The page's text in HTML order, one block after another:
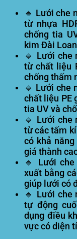
🔹 Lưới che
từ nhựa
chống tia
kim Đài
🔹 Lưới che
từ chất liệu
chống thấm
🔹 Lưới che
chất liệu PE
tia UV và
🔹 Lưới che
từ các tấm
có khả
giá thành
🔹 Lưới
xuất bằng
giúp lưới có
🔹 Lưới che
tự động
dụng điều
vực có diện